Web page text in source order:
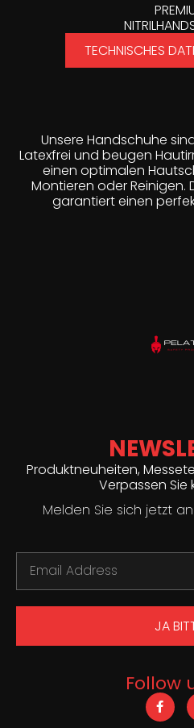
TECHNISCHES
Unsere Handschuhe
Latexfrei und beugen
einen optimalen
Montieren oder Reinigen.
garantiert einen
Produktneuheiten,
Verpassen Sie
Melden Sie sich jetzt
JA
Follow